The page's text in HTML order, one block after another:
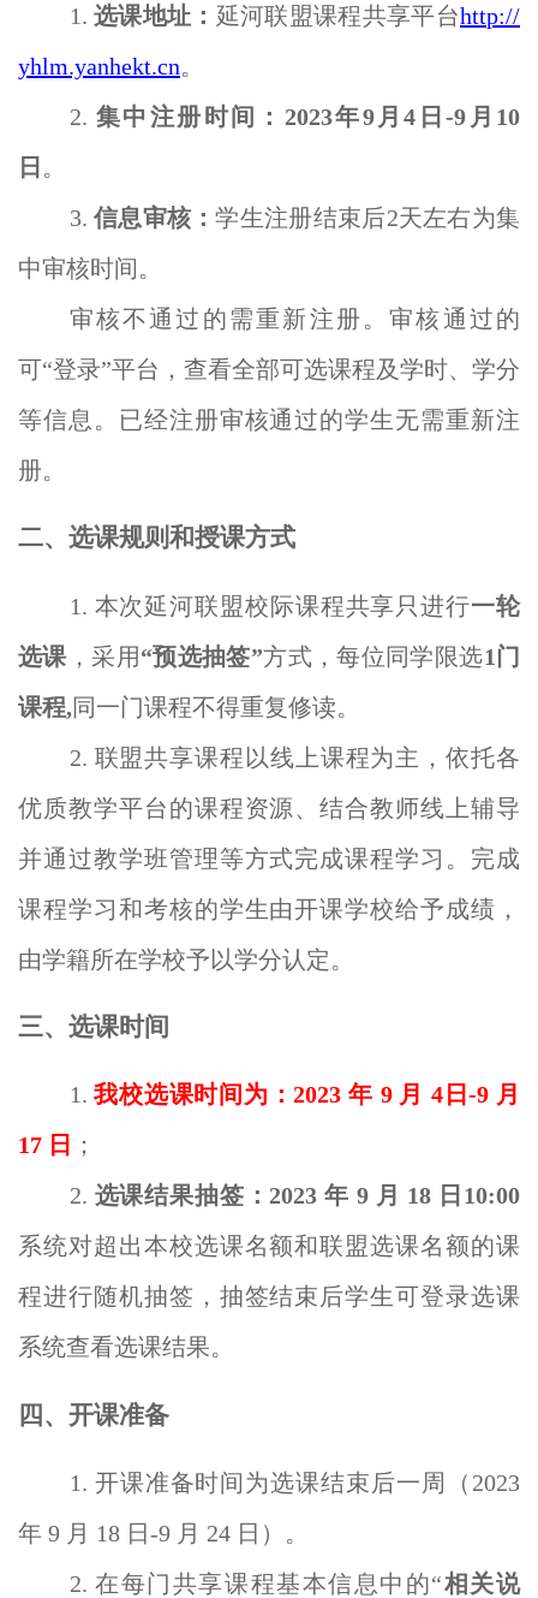
1. 选课地址： 延河联盟课程共享平台http://
yhlm.yanhekt.cn。
2.集中注册时间：2023年9月4日-9月10
日 。
3. 信息审核：学生注册结束后2天左右为集
中审核时间。
审核不通过的需重新注册。审核通过的
可“登录”平台，查看全部可选课程及学时、学分
等信息。已经注册审核通过的学生无需重新注
册。
二、选课规则和授课方式
1. 本次延河联盟校际课程共享只进行一轮
选课 ，采用“预选抽签”方式，每位同学限选1门
课程,同一门课程不得重复修读。
2. 联盟共享课程以线上课程为主，依托各
优质教学平台的课程资源、结合教师线上辅导
并通过教学班管理等方式完成课程学习。完成
课程学习和考核的学生由开课学校给予成绩，
由学籍所在学校予以学分认定。
三、选课时间
1.我校选课时间为：2023 年 9月 4日-9 月
17 日
；
2. 选课结果抽签：2023 年 9月 18 日10:00
系统对超出本校选课名额和联盟选课名额的课
程进行随机抽签，抽签结束后学生可登录选课
系统查看选课结果。
四 、开课准备
1. 开课准备时间为选课结束后一周（2023
年 9 月 18 日 -9 月 24 日）。
2. 在每门共享课程基本信息中的“相关说